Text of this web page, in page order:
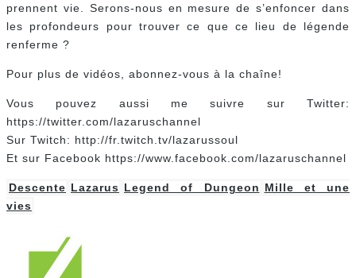
prennent vie. Serons-nous en mesure de s’enfoncer dans
les profondeurs pour trouver ce que ce lieu de légende
renferme ?
Pour plus de vidéos, abonnez-vous à la chaîne!
Vous pouvez aussi me suivre sur Twitter:
https://twitter.com/lazaruschannel
Sur Twitch: http://fr.twitch.tv/lazarussoul
Et sur Facebook https://www.facebook.com/lazaruschannel
Descente Lazarus Legend of Dungeon Mille et une
vies